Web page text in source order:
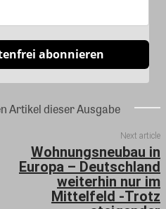
abonnieren
Artikel dieser Ausgabe
Next article
Wohnungsneubau in
Europa – Deutschland
weiterhin nur im
Mittelfeld -Trotz